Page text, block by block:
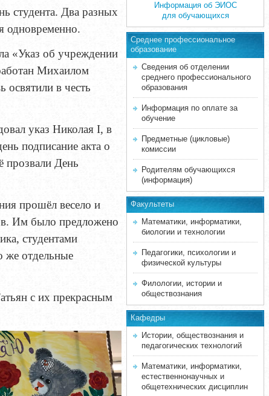
студента. Два разных
одновременно.
«Указ об учреждении
Михаилом
в честь
указ Николая I, в
подписание акта о
прозвали День
прошёл весело и
Им было предложено
студентами
же отдельные
с их прекрасным
Информация об ЭИОС
для обучающихся
Среднее професcиональное
образование
Сведения об отделении
среднего профессионального
образования
Информация по оплате за
обучение
Предметные (цикловые)
комиссии
Родителям обучающихся
(информация)
Факультеты
Математики, информатики,
биологии и технологии
Педагогики, психологии и
физической культуры
Филологии, истории и
обществознания
Кафедры
Истории, обществознания и
педагогических технологий
Математики, информатики,
естественнонаучных и
общетехнических дисциплин